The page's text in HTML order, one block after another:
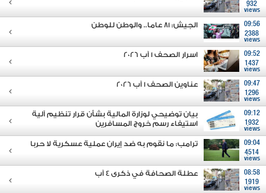
932
views
09:56
2388
views
الجيش: 81 عاما.. والوطن للوطن
09:52
1437
views
اسرار الصحف 1 آب 2026
09:47
1296
views
عناوين الصحف 1 آب 2026
09:12
1932
views
بيان توضيحي لوزارة المالية بشأن قرار تنظيم آلية
استيفاء رسم خروج المسافرين
09:04
4514
views
ترامب: ما نقوم به ضد إيران عملية عسكرية لا حربا
08:58
1919
views
عطلة الصحافة في ذكرى ٤ آب